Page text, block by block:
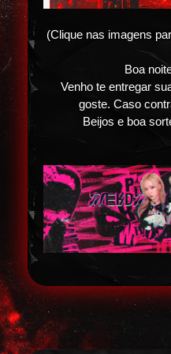
(Clique nas imagens
Boa
Venho te entregar
goste. Caso
Beijos e boa